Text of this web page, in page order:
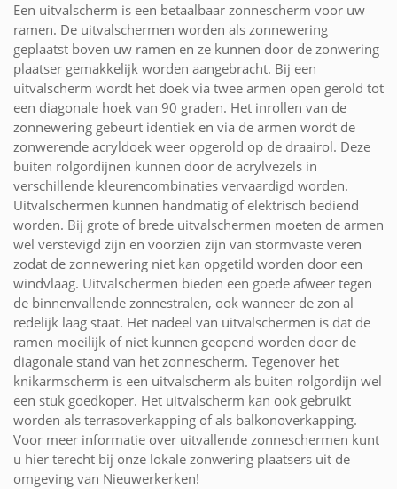
Een uitvalscherm is een betaalbaar zonnescherm voor uw
ramen. De uitvalschermen worden als zonnewering
geplaatst boven uw ramen en ze kunnen door de zonwering
plaatser gemakkelijk worden aangebracht. Bij een
uitvalscherm wordt het doek via twee armen open gerold tot
een diagonale hoek van 90 graden. Het inrollen van de
zonnewering gebeurt identiek en via de armen wordt de
zonwerende acryldoek weer opgerold op de draairol. Deze
buiten rolgordijnen kunnen door de acrylvezels in
verschillende kleurencombinaties vervaardigd worden.
Uitvalschermen kunnen handmatig of elektrisch bediend
worden. Bij grote of brede uitvalschermen moeten de armen
wel verstevigd zijn en voorzien zijn van stormvaste veren
zodat de zonnewering niet kan opgetild worden door een
windvlaag. Uitvalschermen bieden een goede afweer tegen
de binnenvallende zonnestralen, ook wanneer de zon al
redelijk laag staat. Het nadeel van uitvalschermen is dat de
ramen moeilijk of niet kunnen geopend worden door de
diagonale stand van het zonnescherm. Tegenover het
knikarmscherm is een uitvalscherm als buiten rolgordijn wel
een stuk goedkoper. Het uitvalscherm kan ook gebruikt
worden als terrasoverkapping of als balkonoverkapping.
Voor meer informatie over uitvallende zonneschermen kunt
u hier terecht bij onze lokale zonwering plaatsers uit de
omgeving van Nieuwerkerken!